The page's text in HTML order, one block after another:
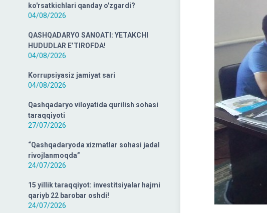
ko'rsatkichlari qanday o'zgardi?
04/08/2026
QASHQADARYO SANOATI: YETAKCHI
HUDUDLAR E’TIROFDA!
04/08/2026
Korrupsiyasiz jamiyat sari
04/08/2026
Qashqadaryo viloyatida qurilish sohasi
taraqqiyoti
27/07/2026
“Qashqadaryoda xizmatlar sohasi jadal
rivojlanmoqda”
24/07/2026
15 yillik taraqqiyot: investitsiyalar hajmi
qariyb 22 barobar oshdi!
24/07/2026